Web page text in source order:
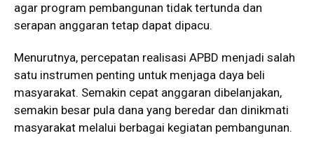
agar program pembangunan tidak tertunda dan
serapan anggaran tetap dapat dipacu.
Menurutnya, percepatan realisasi APBD menjadi salah
satu instrumen penting untuk menjaga daya beli
masyarakat. Semakin cepat anggaran dibelanjakan,
semakin besar pula dana yang beredar dan dinikmati
masyarakat melalui berbagai kegiatan pembangunan.